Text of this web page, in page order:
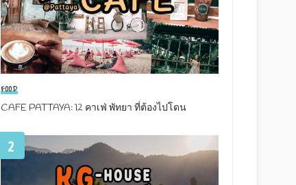
FOOD
CAFE PATTAYA: 12 คาเฟ่ พัทยา ที่ต้องไปโดน
2